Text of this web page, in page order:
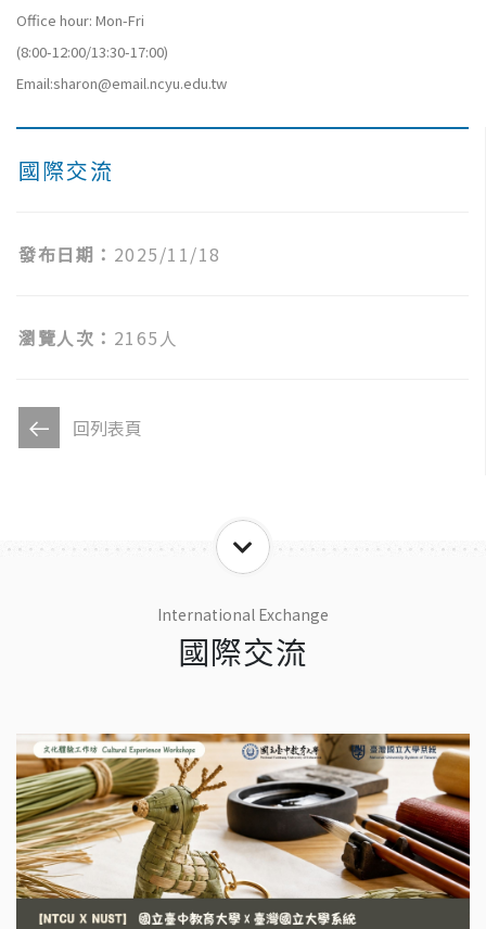
國際交流
發布日期： 2025/11/18
瀏覽人次： 2165人
回列表頁
Office hour: Mon-Fri
(8:00-12:00/13:30-17:00)
Email:sharon@email.ncyu.edu.tw
International Exchange
國際交流